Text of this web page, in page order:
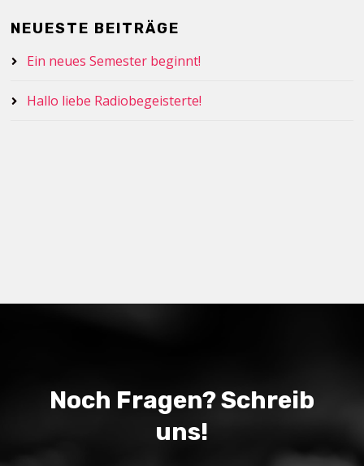
NEUESTE BEITRÄGE
Ein neues Semester beginnt!
Hallo liebe Radiobegeisterte!
Noch Fragen? Schreib
uns!